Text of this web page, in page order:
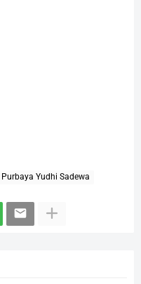
Purbaya Yudhi Sadewa